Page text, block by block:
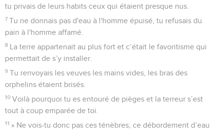
tu privais de leurs habits ceux qui étaient presque nus.
7 Tu ne donnais pas d'eau à l'homme épuisé, tu refusais du
pain à l'homme affamé.
8 La terre appartenait au plus fort et c’était le favoritisme qui
permettait de s’y installer.
9 Tu renvoyais les veuves les mains vides, les bras des
orphelins étaient brisés.
10 Voilà pourquoi tu es entouré de pièges et la terreur s’est
tout à coup emparée de toi.
11 » Ne vois-tu donc pas ces ténèbres, ce débordement d’eau